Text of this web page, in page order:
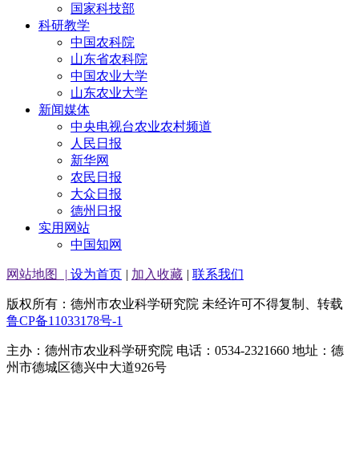
国家科技部
科研教学
中国农科院
山东省农科院
中国农业大学
山东农业大学
新闻媒体
中央电视台农业农村频道
人民日报
新华网
农民日报
大众日报
德州日报
实用网站
中国知网
网站地图 | 设为首页 | 加入收藏 | 联系我们
版权所有：德州市农业科学研究院 未经许可不得复制、转载
鲁CP备11033178号-1
主办：德州市农业科学研究院 电话：0534-2321660 地址：德
州市德城区德兴中大道926号